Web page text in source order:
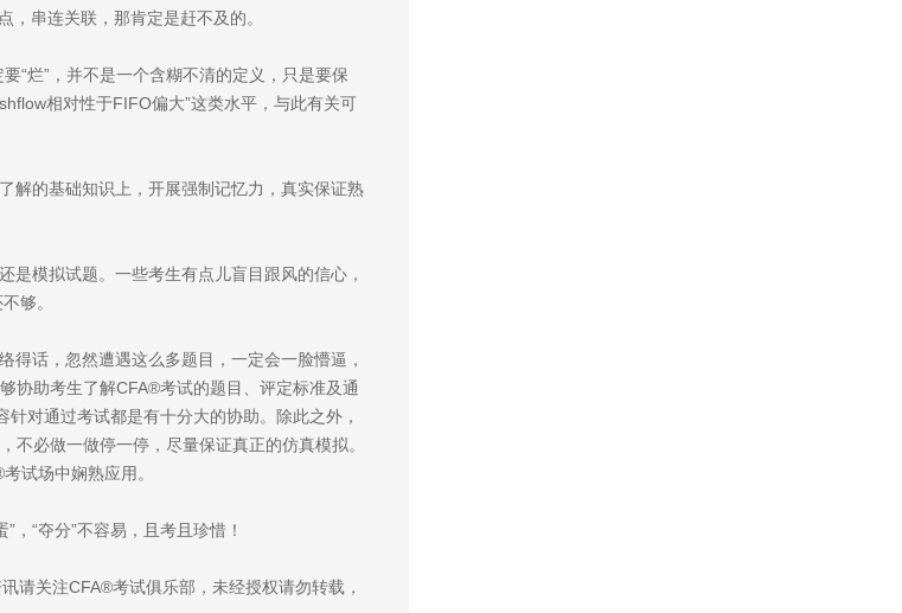
串连关联，那肯定是赶不及的。
“烂”，并不是一个含糊不清的定义，只是要保
相对性于FIFO偏大”这类水平，与此有关可
的基础知识上，开展强制记忆力，真实保证熟
模拟试题。一些考生有点儿盲目跟风的信心，
够。
话，忽然遭遇这么多题目，一定会一脸懵逼，
协助考生了解CFA®考试的题目、评定标准及通
对通过考试都是有十分大的协助。除此之外，
必做一做停一停，尽量保证真正的仿真模拟。
试场中娴熟应用。
“夺分”不容易，且考且珍惜！
请关注CFA®考试俱乐部，未经授权请勿转载，